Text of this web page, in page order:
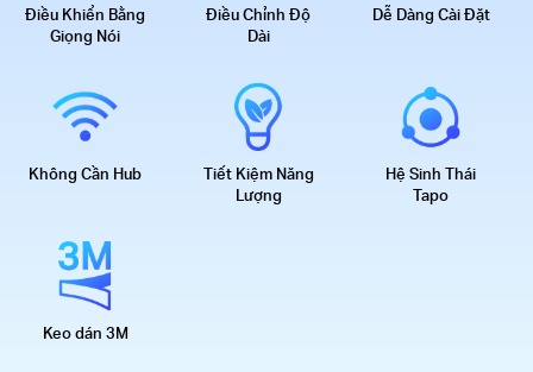
Điều Khiển Bằng
Giọng Nói
Điều Chỉnh Độ
Dài
Dễ Dàng Cài Đặt
Không Cần Hub
Tiết Kiệm Năng
Lượng
Hệ Sinh Thái
Tapo
Keo dán 3M